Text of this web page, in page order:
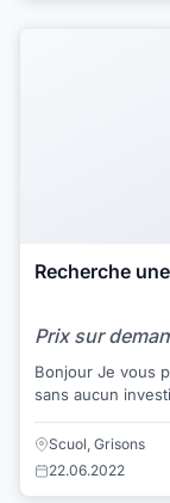
Recherche
Prix sur
Bonjour Je vous propose donc d'arrondir vos fins de mois
sans aucun
Scuol, Grisons
22.06.2022